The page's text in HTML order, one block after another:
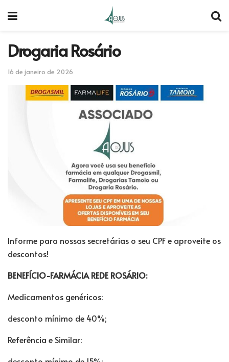
Drogaria Rosário
16 de janeiro de 2026
Informe para nossas secretárias o seu CPF e aproveite os
descontos!
BENEFÍCIO-FARMÁCIA REDE ROSÁRIO:
Medicamentos genéricos:
desconto mínimo de 40%;
Referência e Similar: